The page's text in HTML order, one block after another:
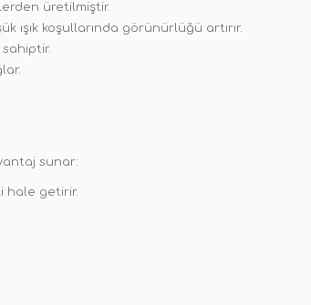
üretilmiştir.
ışık koşullarında görünürlüğü artırır.
sunar:
hale getirir.